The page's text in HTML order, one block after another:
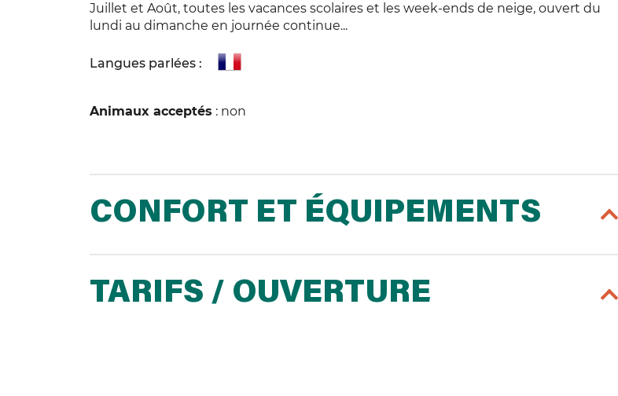
Juillet et Août, toutes les vacances scolaires et les week-ends de neige, ouvert du
lundi au dimanche en journée continue...
Langues parlées :
Animaux acceptés : non
CONFORT ET ÉQUIPEMENTS
TARIFS / OUVERTURE